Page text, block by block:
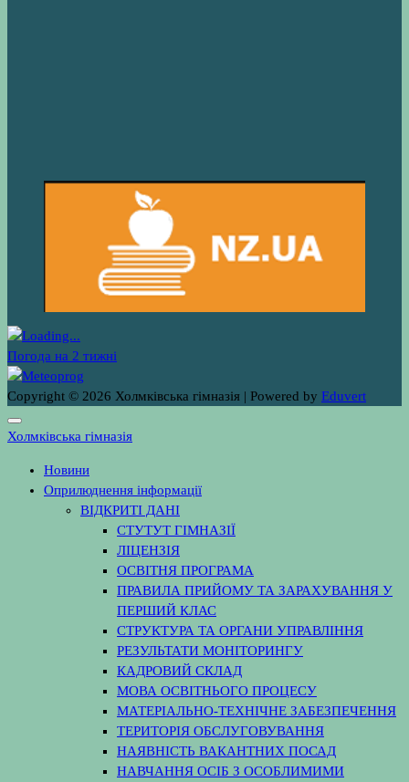
Погода на 2 тижні
Copyright © 2026 Холмківська гімназія | Powered by Eduvert
Холмківська гімназія
Новини
Оприлюднення інформації
ВІДКРИТІ ДАНІ
СТУТУТ ГІМНАЗІЇ
ЛІЦЕНЗІЯ
ОСВІТНЯ ПРОГРАМА
ПРАВИЛА ПРИЙОМУ ТА ЗАРАХУВАННЯ У
ПЕРШИЙ КЛАС
СТРУКТУРА ТА ОРГАНИ УПРАВЛІННЯ
РЕЗУЛЬТАТИ МОНІТОРИНГУ
КАДРОВИЙ СКЛАД
МОВА ОСВІТНЬОГО ПРОЦЕСУ
МАТЕРІАЛЬНО-ТЕХНІЧНЕ ЗАБЕЗПЕЧЕННЯ
ТЕРИТОРІЯ ОБСЛУГОВУВАННЯ
НАЯВНІСТЬ ВАКАНТНИХ ПОСАД
НАВЧАННЯ ОСІБ З ОСОБЛИМИМИ